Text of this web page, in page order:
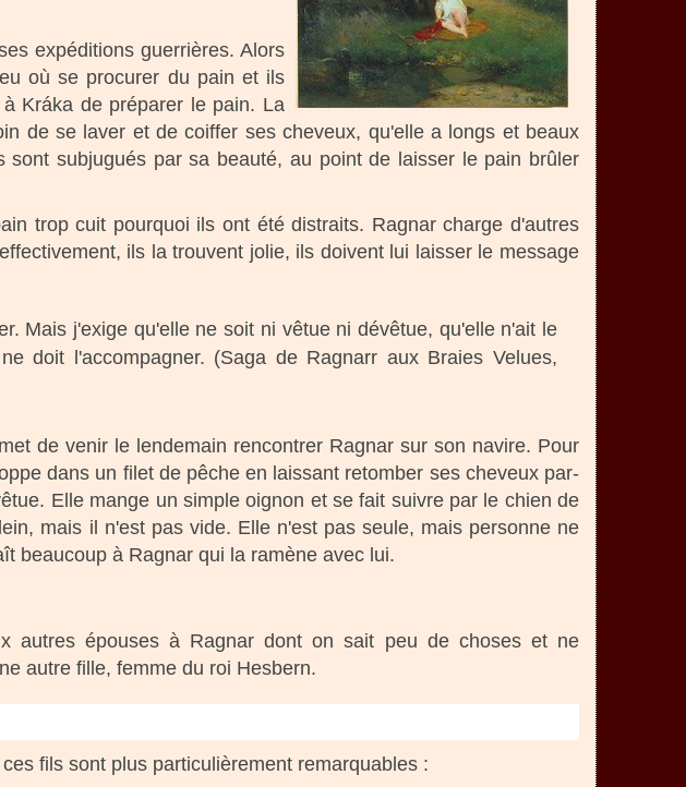
expéditions guerrières. Alors
où se procurer du pain et ils
Kráka de préparer le pain. La
de se laver et de coiffer ses cheveux, qu'elle a longs et beaux
subjugués par sa beauté, au point de laisser le pain brûler
trop cuit pourquoi ils ont été distraits. Ragnar charge d'autres
ils la trouvent jolie, ils doivent lui laisser le message
Mais j'exige qu'elle ne soit ni vêtue ni dévêtue, qu'elle n'ait le
doit l'accompagner. (Saga de Ragnarr aux Braies Velues,
de venir le lendemain rencontrer Ragnar sur son navire. Pour
dans un filet de pêche en laissant retomber ses cheveux par-
Elle mange un simple oignon et se fait suivre par le chien de
mais il n'est pas vide. Elle n'est pas seule, mais personne ne
beaucoup à Ragnar qui la ramène avec lui.
autres épouses à Ragnar dont on sait peu de choses et ne
autre fille, femme du roi Hesbern.
fils sont plus particulièrement remarquables :